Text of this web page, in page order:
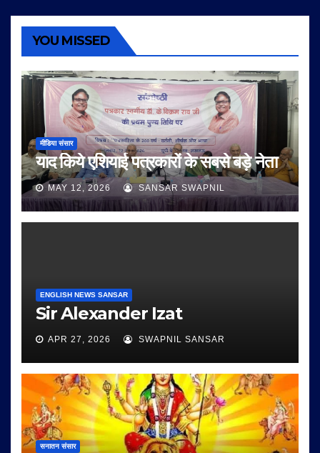
YOU MISSED
मीडिया संसार
याद किये एशियाई पत्रकारों के सबसे बड़े नेता
MAY 12, 2026 SANSAR SWAPNIL
ENGLISH NEWS SANSAR
Sir Alexander Izat
APR 27, 2026 SWAPNIL SANSAR
सनातन संसार